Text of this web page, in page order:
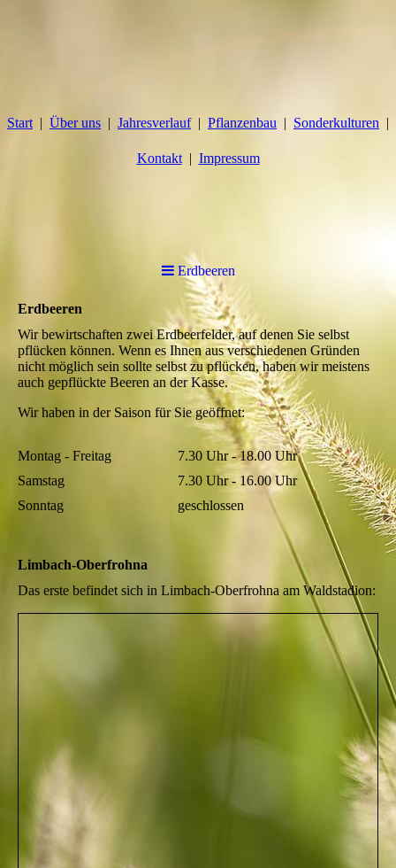
Start Über uns Jahresverlauf Pflanzenbau Sonderkulturen
Kontakt Impressum
Erdbeeren
Erdbeeren
Wir bewirtschaften zwei Erdbeerfelder, auf denen Sie selbst
pflücken können. Wenn es Ihnen aus verschiedenen Gründen
nicht möglich sein sollte selbst zu pflücken, haben wir meistens
auch gepflückte Beeren an der Kasse.
Wir haben in der Saison für Sie geöffnet:
Montag - Freitag
7.30 Uhr - 18.00 Uhr
Samstag
7.30 Uhr - 16.00 Uhr
Sonntag
geschlossen
Limbach-Oberfrohna
Das erste befindet sich in Limbach-Oberfrohna am Waldstadion: